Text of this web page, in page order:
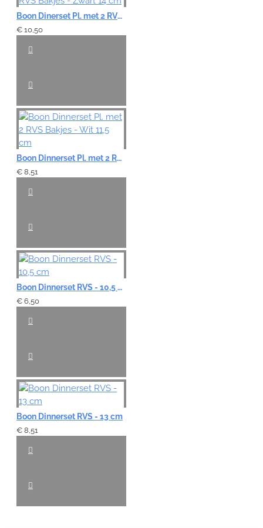
Boon Dinerset Pl. met 2 RVS Bakjes - Zwart 14 cm
€ 10,50
Boon Dinnerset Pl. met 2 RVS Bakjes - Wit 11,5 cm
€ 8,51
Boon Dinnerset RVS - 10,5 cm
€ 6,50
Boon Dinnerset RVS - 13 cm
€ 8,51